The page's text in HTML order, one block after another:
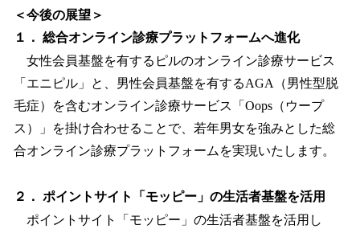
＜今後の展望＞
１． 総合オンライン診療プラットフォームへ進化
女性会員基盤を有するピルのオンライン診療サービス
「エニピル」と、男性会員基盤を有するAGA（男性型脱
毛症）を含むオンライン診療サービス「Oops（ウープ
ス）」を掛け合わせることで、若年男女を強みとした総
合オンライン診療プラットフォームを実現いたします。
２． ポイントサイト「モッピー」の生活者基盤を活用
ポイントサイト「モッピー」の生活者基盤を活用し